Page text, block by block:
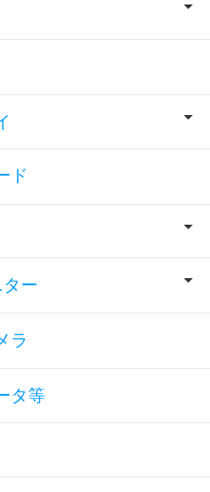
ド
ー
ラ
タ等